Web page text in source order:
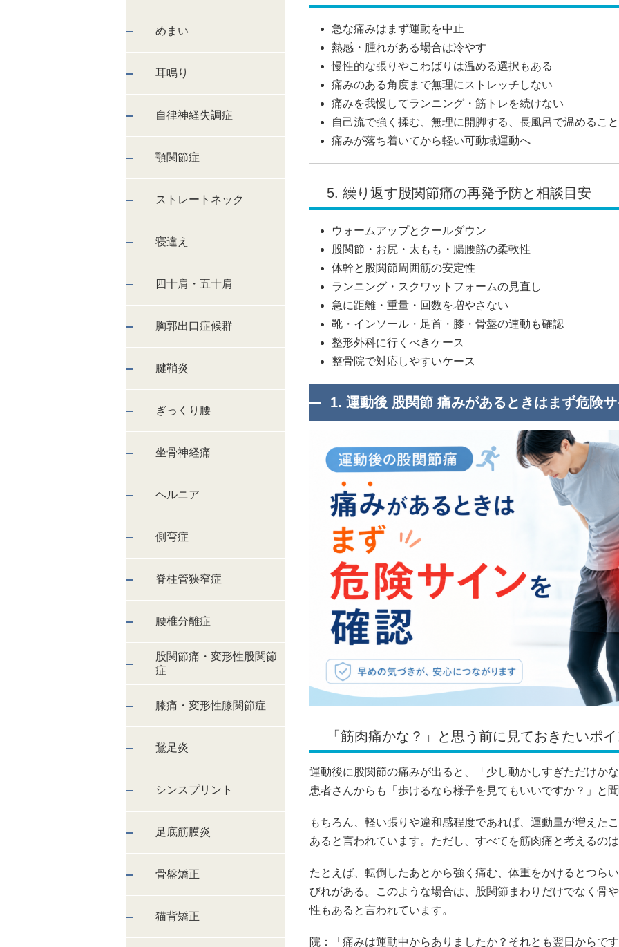
めまい
耳鳴り
自律神経失調症
顎関節症
ストレートネック
寝違え
四十肩・五十肩
胸郭出口症候群
腱鞘炎
ぎっくり腰
坐骨神経痛
ヘルニア
側弯症
脊柱管狭窄症
腰椎分離症
股関節痛・変形性股関節
症
膝痛・変形性膝関節症
鵞足炎
シンスプリント
足底筋膜炎
骨盤矯正
猫背矯正
急な痛みはまず運動を中止
熱感・腫れがある場合は冷やす
慢性的な張りやこわばりは温める選択もある
痛みのある角度まで無理にストレッチしない
痛みを我慢してランニング・筋トレを続けない
自己流で強く揉む、無理に開脚する、長風呂で温めるこ
痛みが落ち着いてから軽い可動域運動へ
5. 繰り返す股関節痛の再発予防と相談目安
ウォームアップとクールダウン
股関節・お尻・太もも・腸腰筋の柔軟性
体幹と股関節周囲筋の安定性
ランニング・スクワットフォームの見直し
急に距離・重量・回数を増やさない
靴・インソール・足首・膝・骨盤の連動も確認
整形外科に行くべきケース
整骨院で対応しやすいケース
1. 運動後 股関節 痛みがあるときはまず危険
「筋肉痛かな？」と思う前に見ておきたいポ
運動後に股関節の痛みが出ると、「少し動かしすぎただけか
患者さんからも「歩けるなら様子を見てもいいですか？」と
もちろん、軽い張りや違和感程度であれば、運動量が増えた
あると言われています。ただし、すべてを筋肉痛と考えるの
たとえば、転倒したあとから強く痛む、体重をかけるとつら
びれがある。このような場合は、股関節まわりだけでなく骨
性もあると言われています。
院：「痛みは運動中からありましたか？それとも翌日からで